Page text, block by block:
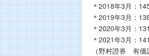
＊2018年3月：
＊2019年3月：
＊2020年3月：
＊2021年3月：
（野村證券 有価